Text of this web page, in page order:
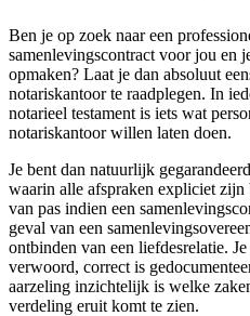
Ben je op zoek naar een
samenlevingscontract voor jou en
opmaken? Laat je dan absoluut
notariskantoor te raadplegen. In
notarieel testament is iets wat
notariskantoor willen laten doen.
Je bent dan natuurlijk
waarin alle afspraken expliciet
van pas indien een
geval van een
ontbinden van een liefdesrelatie.
verwoord, correct is
aarzeling inzichtelijk is welke
verdeling eruit komt te zien.